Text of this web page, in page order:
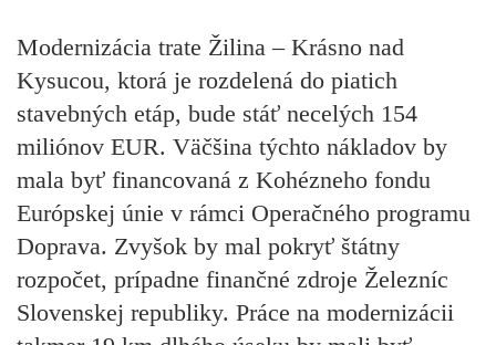
Modernizácia trate Žilina – Krásno nad
Kysucou, ktorá je rozdelená do piatich
stavebných etáp, bude stáť necelých 154
miliónov EUR. Väčšina týchto nákladov by
mala byť financovaná z Kohézneho fondu
Európskej únie v rámci Operačného programu
Doprava. Zvyšok by mal pokryť štátny
rozpočet, prípadne finančné zdroje Železníc
Slovenskej republiky. Práce na modernizácii